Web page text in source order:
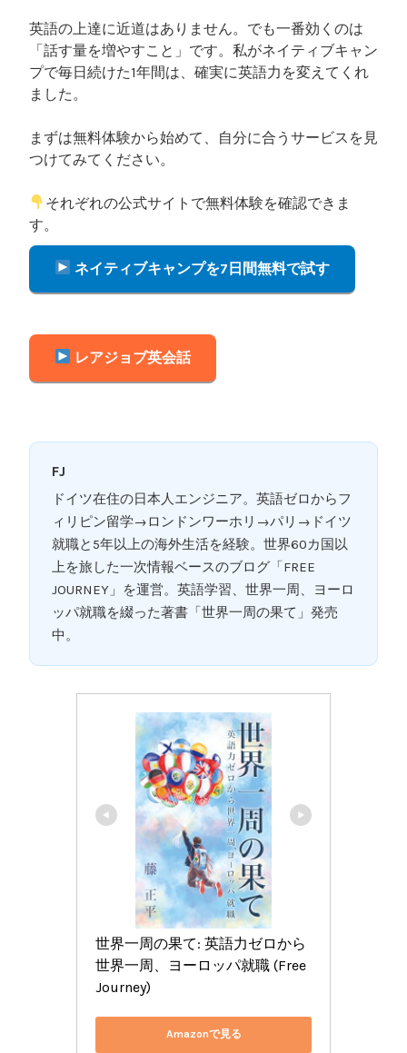
英語の上達に近道はありません。でも一番効くのは
「話す量を増やすこと」です。私がネイティブキャン
プで毎日続けた1年間は、確実に英語力を変えてくれ
ました。
まずは無料体験から始めて、自分に合うサービスを見
つけてみてください。
それぞれの公式サイトで無料体験を確認できま
す。
ネイティブキャンプを7日間無料で試す
レアジョブ英会話
FJ
ドイツ在住の日本人エンジニア。英語ゼロからフ
ィリピン留学→ロンドンワーホリ→パリ→ドイツ
就職と5年以上の海外生活を経験。世界60カ国以
上を旅した一次情報ベースのブログ「FREE
JOURNEY」を運営。英語学習、世界一周、ヨーロ
ッパ就職を綴った著書「世界一周の果て」発売
中。
世界一周の果て: 英語力ゼロから
世界一周、ヨーロッパ就職 (Free
Journey)
Amazonで見る